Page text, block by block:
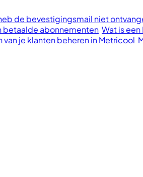
de bevestigingsmail niet
betaalde abonnementen Wat is
van je klanten beheren in Metricool